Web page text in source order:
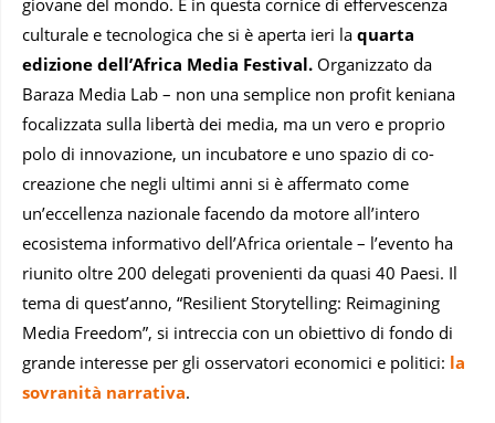
culturale e tecnologica che si è aperta ieri la quarta
edizione dell’Africa Media Festival. Organizzato da
Baraza Media Lab – non una semplice non profit keniana
focalizzata sulla libertà dei media, ma un vero e proprio
polo di innovazione, un incubatore e uno spazio di co-
creazione che negli ultimi anni si è affermato come
un’eccellenza nazionale facendo da motore all’intero
ecosistema informativo dell’Africa orientale – l’evento ha
riunito oltre 200 delegati provenienti da quasi 40 Paesi. Il
tema di quest’anno, “Resilient Storytelling: Reimagining
Media Freedom”, si intreccia con un obiettivo di fondo di
grande interesse per gli osservatori economici e politici: la
sovranità narrativa.